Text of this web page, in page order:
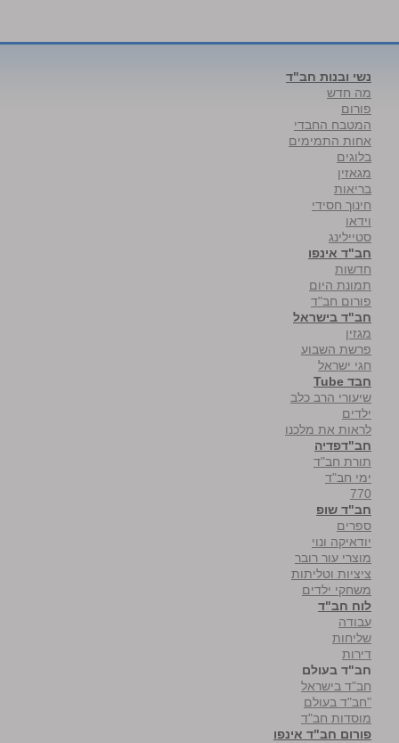
נשי ובנות חב"ד
מה חדש
פורום
המטבח החבדי
אחות התמימים
בלוגים
מגאזין
בריאות
חינוך חסידי
וידאו
סטיילינג
חב"ד אינפו
חדשות
תמונת היום
פורום חב"ד
חב"ד בישראל
מגזין
פרשת השבוע
חגי ישראל
חבד Tube
שיעורי הרב כלב
ילדים
לראות את מלכנו
חב"דפדיה
תורת חב"ד
ימי חב"ד
770
חב"ד שופ
ספרים
יודאיקה ונוי
מוצרי עור רובר
ציציות וטליתות
משחקי ילדים
לוח חב"ד
עבודה
שליחות
דירות
חב"ד בעולם
חב"ד בישראל
"חב"ד בעולם
מוסדות חב"ד
פורום חב"ד אינפו